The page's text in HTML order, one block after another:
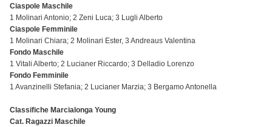
Ciaspole Maschile
1 Molinari Antonio; 2 Zeni Luca; 3 Lugli Alberto
Ciaspole Femminile
1 Molinari Chiara; 2 Molinari Ester, 3 Andreaus Valentina
Fondo Maschile
1 Vitali Alberto; 2 Lucianer Riccardo; 3 Delladio Lorenzo
Fondo Femminile
1 Avanzinelli Stefania; 2 Lucianer Marzia; 3 Bergamo Antonella
Classifiche Marcialonga Young
Cat. Ragazzi Maschile